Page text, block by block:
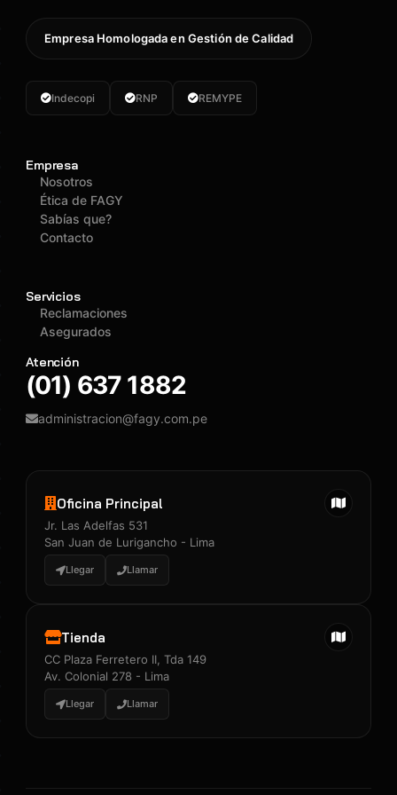
Empresa Homologada en Gestión de Calidad
Indecopi RNP REMYPE
Empresa
Nosotros
Ética de FAGY
Sabías que?
Contacto
Servicios
Reclamaciones
Asegurados
Atención
(01) 637 1882
administracion@fagy.com.pe
Oficina Principal
Jr. Las Adelfas 531
San Juan de Lurigancho - Lima
Llegar Llamar
Tienda
CC Plaza Ferretero II, Tda 149
Av. Colonial 278 - Lima
Llegar Llamar